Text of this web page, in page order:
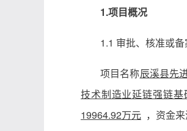
1.项目概况
1.1 审批、核准或
项目名称辰溪县先
技术制造业延链强链
19964.92万元 ，资金